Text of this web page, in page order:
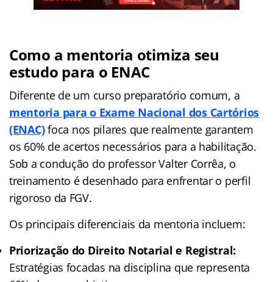
Como a mentoria otimiza seu
estudo para o ENAC
Diferente de um curso preparatório comum, a
mentoria para o Exame Nacional dos Cartórios
(ENAC)foca nos pilares que realmente garantem
os 60% de acertos necessários para a habilitação.
Sob a condução do professor Valter Corrêa, o
treinamento é desenhado para enfrentar o perfil
rigoroso da FGV.
Os principais diferenciais da mentoria incluem:
Priorização do Direito Notarial e Registral:
Estratégias focadas na disciplina que representa